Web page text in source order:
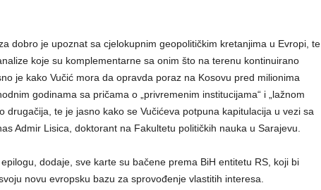
dobro je upoznat sa cjelokupnim geopolitičkim kretanjima u Evropi, te
koje su komplementarne sa onim što na terenu kontinuirano
je kako Vučić mora da opravda poraz na Kosovu pred milionima
godinama sa pričama o „privremenim institucijama“ i „lažnom
drugačija, te je jasno kako se Vučićeva potpuna kapitulacija u vezi sa
Admir Lisica, doktorant na Fakultetu političkih nauka u Sarajevu.
dodaje, sve karte su bačene prema BiH entitetu RS, koji bi
novu evropsku bazu za sprovođenje vlastitih interesa.